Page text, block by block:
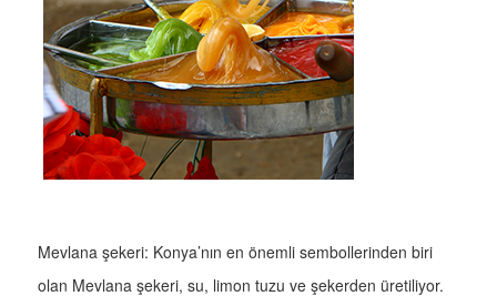
Mevlana şekeri: Konya’nın en önemli sembollerinden biri
olan Mevlana şekeri, su, limon tuzu ve şekerden üretiliyor.